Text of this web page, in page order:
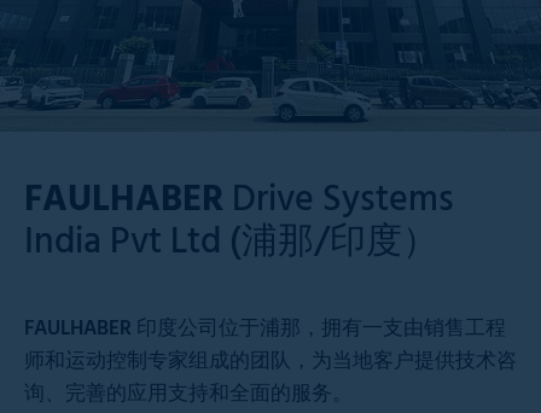
FAULHABER Drive Systems
India Pvt Ltd (浦那/印度）
FAULHABER 印度公司位于浦那，拥有一支由销售工程
师和运动控制专家组成的团队，为当地客户提供技术咨
询、完善的应用支持和全面的服务。